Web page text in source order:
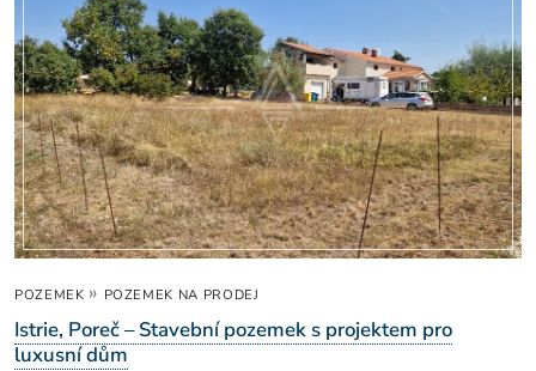
POZEMEK » POZEMEK NA PRODEJ
Istrie, Poreč – Stavební pozemek s projektem pro
luxusní dům